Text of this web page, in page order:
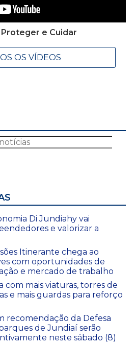
Proteger e Cuidar
OS VÍDEOS
Di Jundiahy vai
e valorizar a
Itinerante chega ao
com oportunidades de
e mercado de trabalho
com mais viaturas, torres de
e mais guardas para reforço
recomendação da Defesa
de Jundiaí serão
neste sábado (8)